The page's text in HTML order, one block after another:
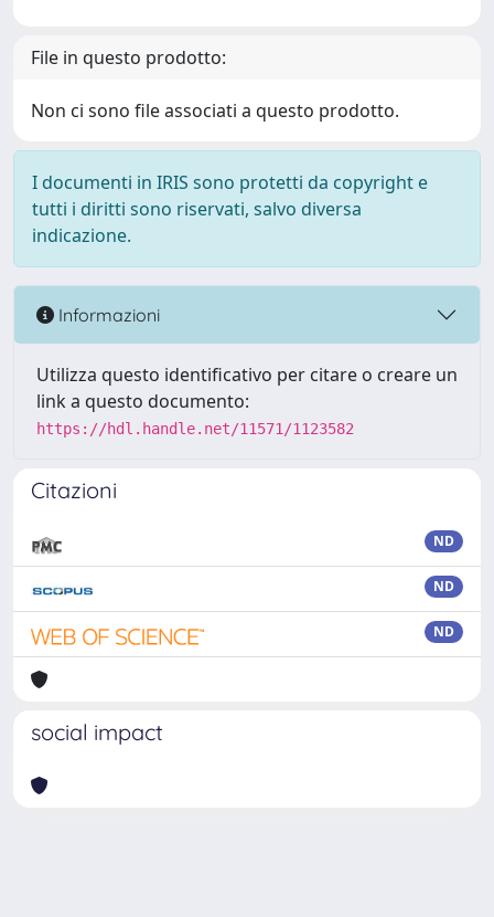
File in questo prodotto:
Non ci sono file associati a questo prodotto.
I documenti in IRIS sono protetti da copyright e
tutti i diritti sono riservati, salvo diversa
indicazione.
Informazioni
Utilizza questo identificativo per citare o creare un
link a questo documento:
https://hdl.handle.net/11571/1123582
Citazioni
ND
ND
ND
social impact